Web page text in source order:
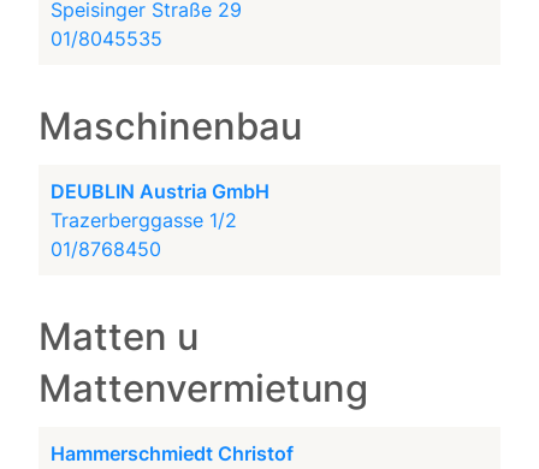
Speisinger Straße 29
01/8045535
Maschinenbau
DEUBLIN Austria GmbH
Trazerberggasse 1/2
01/8768450
Matten u
Mattenvermietung
Hammerschmiedt Christof